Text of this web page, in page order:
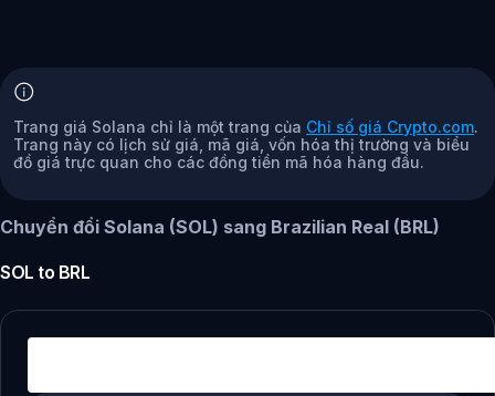
Trang giá Solana chỉ là một trang của Chỉ số giá Crypto.com.
Trang này có lịch sử giá, mã giá, vốn hóa thị trường và biểu
đồ giá trực quan cho các đồng tiền mã hóa hàng đầu.
Chuyển đổi Solana (SOL) sang Brazilian Real (BRL)
SOL to BRL